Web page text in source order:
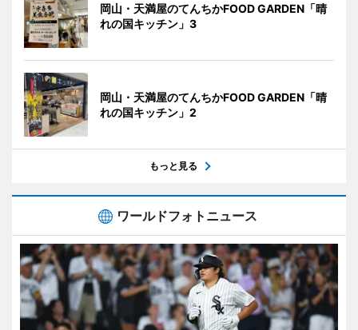
岡山・天満屋のてんちかFOOD GARDEN「晴
れの国キッチン」3
岡山・天満屋のてんちかFOOD GARDEN「晴
れの国キッチン」2
もっと見る
ワールドフォトニュース